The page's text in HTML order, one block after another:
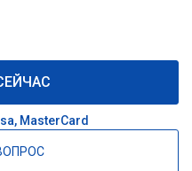
MasterCard